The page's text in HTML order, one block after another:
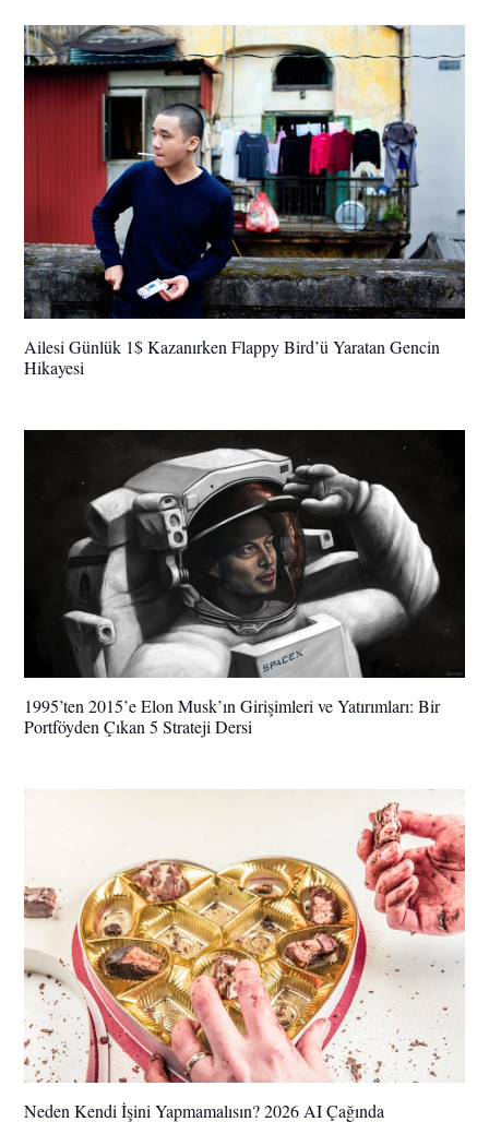
Ailesi Günlük 1$ Kazanırken Flappy Bird’ü Yaratan Gencin
Hikayesi
1995’ten 2015’e Elon Musk’ın Girişimleri ve Yatırımları: Bir
Portföyden Çıkan 5 Strateji Dersi
Neden Kendi İşini Yapmamalısın? 2026 AI Çağında